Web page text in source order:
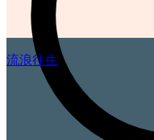
流浪往生